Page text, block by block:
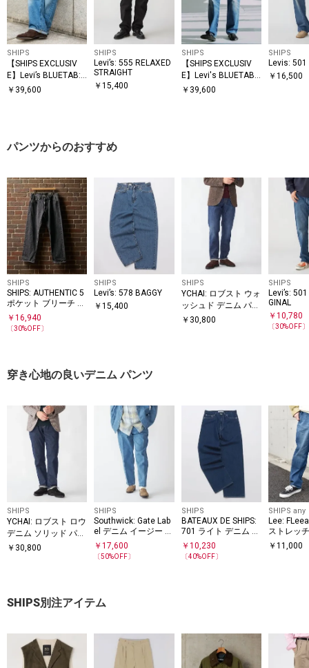
SHIPS
【SHIPS EXCLUSIV
E】Levi’s BLUETAB:
ANCHOR RELAXED
￥ 39,600
SHIPS
Levi’s: 555 RELAXED
STRAIGHT
￥15,400
SHIPS
【SHIPS EXCLUSIV
E】Levi's BLUETAB:
ANCHOR RELAXED
￥ 39,600
SHIPS
Levis: 501
￥16,500
パンツからのおすすめ
SHIPS
SHIPS: AUTHENTIC 5
ポケット ブリーチ デ
ニム
￥ 16,940
〔30%OFF〕
SHIPS
Levi’s: 578 BAGGY
￥15,400
SHIPS
YCHAI: ロブスト ウォ
ッシュド デニム パン
ツ
￥ 30,800
SHIPS
Levi’s:
GINAL
￥10,780
〔30%OFF〕
穿き心地の良いデニム パンツ
SHIPS
YCHAI: ロブスト ロウ
デニム ソリッド パン
ツ
￥ 30,800
SHIPS
Southwick: Gate Lab
el デニム イージー 1
プリーツ パンツ
￥17,600
〔50%OFF〕
SHIPS
BATEAUX DE SHIPS:
701 ライト デニム パ
ンツ
￥ 10,230
〔40%OFF〕
SHIPS any
Lee:
ストレッ
ド デニム
￥11,000
SHIPS別注アイテム